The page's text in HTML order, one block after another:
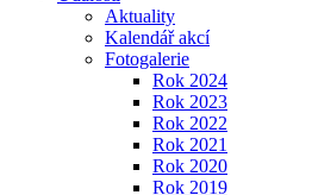
Aktuality
Kalendář akcí
Fotogalerie
Rok 2024
Rok 2023
Rok 2022
Rok 2021
Rok 2020
Rok 2019